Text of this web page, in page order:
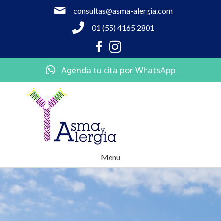
consultas@asma-alergia.com
01 (55) 4165 2801
Agenda tu cita por WhatsApp
Menu